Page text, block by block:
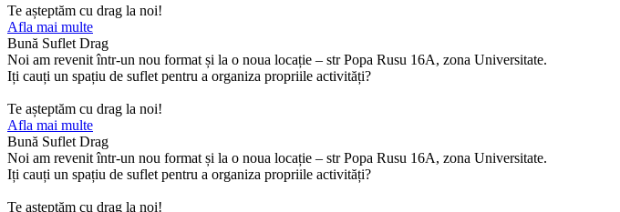
Te așteptăm cu drag la noi!
Afla mai multe
Bună Suflet Drag
Noi am revenit într-un nou format și la o noua locație – str Popa Rusu 16A, zona Universitate.
Iți cauți un spațiu de suflet pentru a organiza propriile activități?
Te așteptăm cu drag la noi!
Afla mai multe
Bună Suflet Drag
Noi am revenit într-un nou format și la o noua locație – str Popa Rusu 16A, zona Universitate.
Iți cauți un spațiu de suflet pentru a organiza propriile activități?
Te așteptăm cu drag la noi!